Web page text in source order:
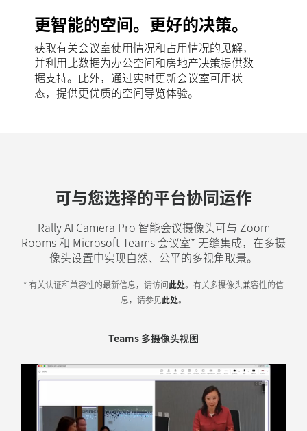
更智能的空间。更好的决策。
获取有关会议室使用情况和占用情况的见解，
并利用此数据为办公空间和房地产决策提供数
据支持。此外，通过实时更新会议室可用状
态，提供更优质的空间导览体验。
Teams 多摄像头视图
Zoom 智能导播
可与您选择的平台协同运作
Rally AI Camera Pro 智能会议摄像头可与 Zoom
Rooms 和 Microsoft Teams 会议室* 无缝集成，在多摄
像头设置中实现自然、公平的多视角取景。
* 有关认证和兼容性的最新信息，请访问此处。有关多摄像头兼容性的信
息，请参见此处。